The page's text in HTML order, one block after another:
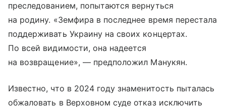
преследованием, попытаются вернуться
на родину. «Земфира в последнее время перестала
поддерживать Украину на своих концертах.
По всей видимости, она надеется
на возвращение», — предположил Манукян.
Известно, что в 2024 году знаменитость пыталась
обжаловать в Верховном суде отказ исключить